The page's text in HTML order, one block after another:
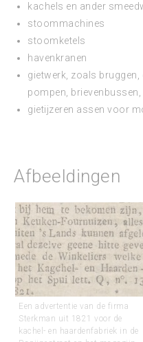
kachels en ander
stoommachines
stoomketels
havenkranen
gietwerk, zoals bruggen,
pompen,
gietijzeren assen voor
Afbeeldingen
Een advertentie van de firma
Sterkman uit 1821 voor de
kachel- en haardenfabriek in de